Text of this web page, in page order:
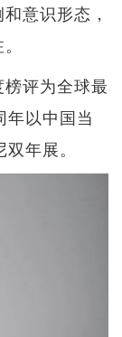
意识形态，
评为全球最
以中国当
年展。